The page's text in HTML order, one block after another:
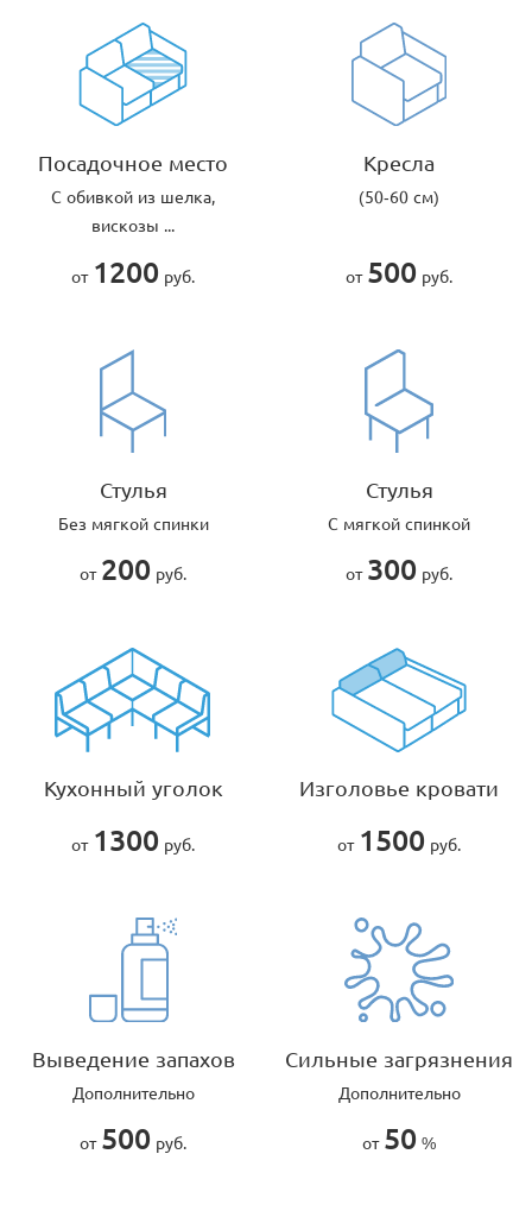
Посадочное место
С обивкой из шелка,
вискозы ...
от 1200 руб.
Кресла
(50-60 см)
от 500 руб.
Стулья
Без мягкой спинки
от 200 руб.
Стулья
С мягкой спинкой
от 300 руб.
Кухонный уголок
от 1300 руб.
Изголовье кровати
от 1500 руб.
Выведение запахов
Дополнительно
от 500 руб.
Сильные загрязнения
Дополнительно
от 50 %